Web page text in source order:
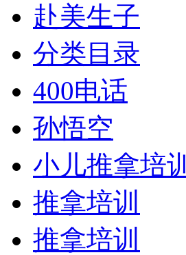
赴美生子
分类目录
400电话
孙悟空
小儿推拿培训
推拿培训
推拿培训